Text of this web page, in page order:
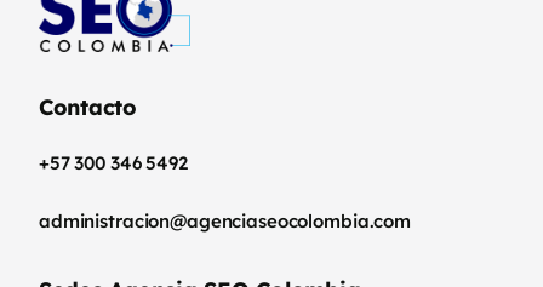
Contacto
+57 300 346 5492
administracion@agenciaseocolombia.com